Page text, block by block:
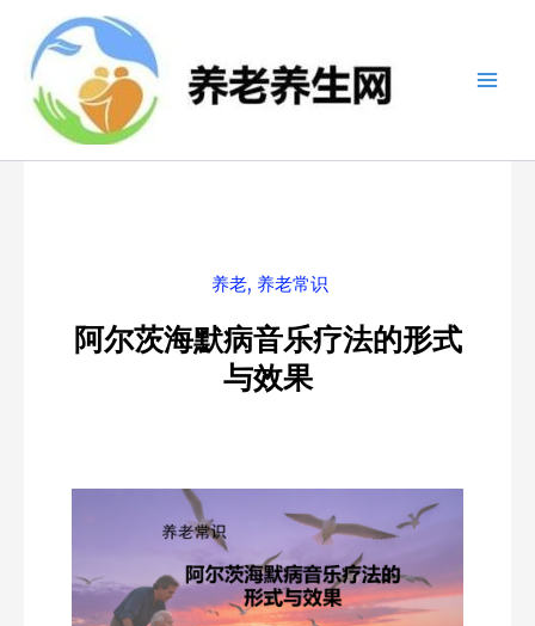
养老, 养老常识
阿尔茨海默病音乐疗法的形式
与效果